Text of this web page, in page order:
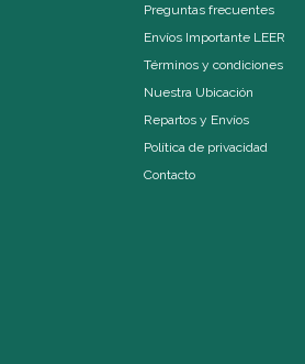
Preguntas frecuentes
Envíos Importante LEER
Términos y condiciones
Nuestra Ubicación
Repartos y Envíos
Política de privacidad
Contacto